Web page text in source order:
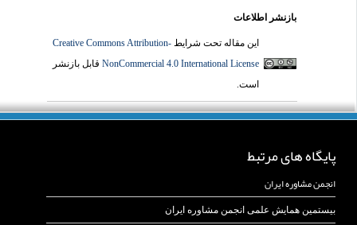
بازنشر اطلاعات
این مقاله تحت شرایطCreative Commons Attribution-
NonCommercial 4.0 International Licenseقابل بازنشر
است.
پایگاه های مرتبط
انجمن مشاوره ایران
بیستمین همایش علمی انجمن مشاوره ایران